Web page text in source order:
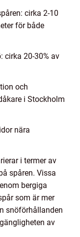
cirka 2-10
för både
cirka 20-30% av
och
i Stockholm
nära
i termer av
spåren. Vissa
bergiga
som är mer
snöförhållanden
av